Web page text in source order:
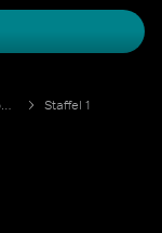
Levison Wood: Mein Traum vom Nil
Staffel 1